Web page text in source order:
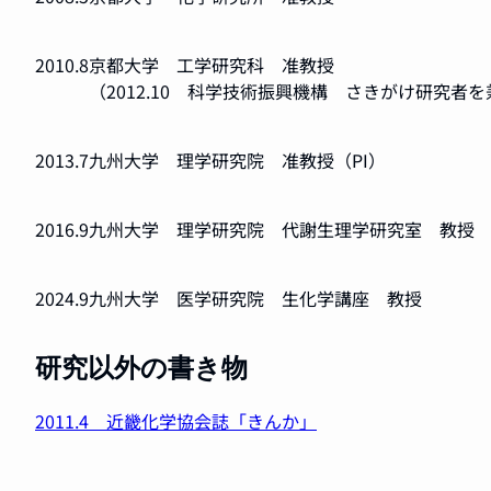
2010.8京都大学 工学研究科 准教授
（2012.10 科学技術振興機構 さきがけ研究者を
2013.7九州大学 理学研究院 准教授（PI）
2016.9九州大学 理学研究院 代謝生理学研究室 教授
2024.9九州大学 医学研究院 生化学講座 教授
研究以外の書き物
2011.4 近畿化学協会誌「きんか」